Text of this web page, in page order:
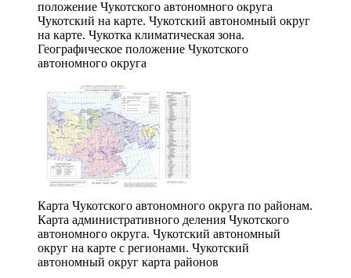
Чукотский на карте. Чукотский автономный округ
на карте. Чукотка климатическая зона.
Географическое положение Чукотского
автономного округа
Карта Чукотского автономного округа по районам.
Карта административного деления Чукотского
автономного округа. Чукотский автономный
округ на карте с регионами. Чукотский
автономный округ карта районов